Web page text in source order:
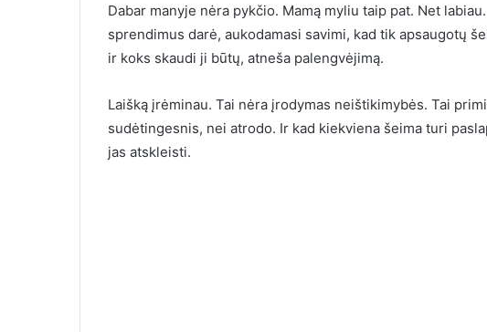
Dabar manyje nėra pykčio. Mamą myliu taip pat. Net
sprendimus darė, aukodamasi savimi, kad tik apsaugotų
ir koks skaudi ji būtų, atneša palengvėjimą.
Laišką įrėminau. Tai nėra įrodymas neištikimybės. Tai
sudėtingesnis, nei atrodo. Ir kad kiekviena šeima turi
jas atskleisti.